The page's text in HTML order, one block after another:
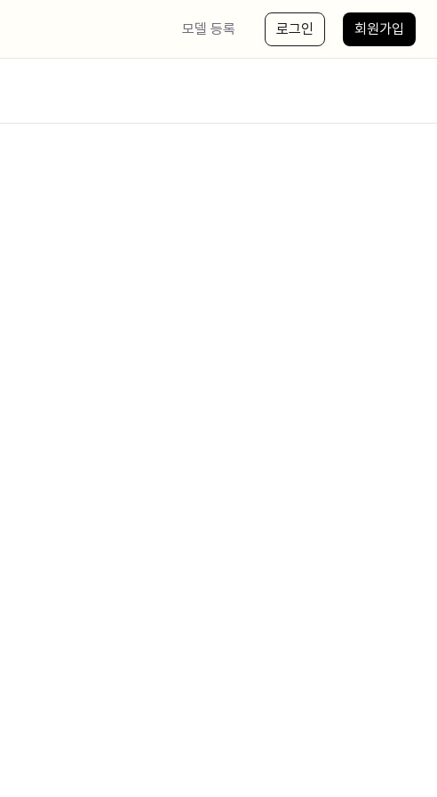
모델 등록 로그인 회원가입